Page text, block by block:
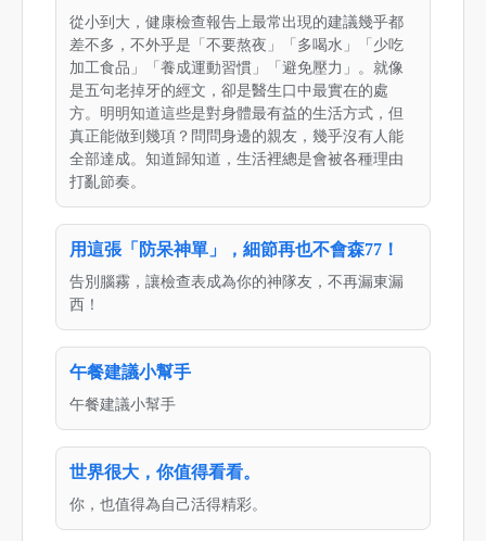
從小到大，健康檢查報告上最常出現的建議幾乎都
差不多，不外乎是「不要熬夜」「多喝水」「少吃
加工食品」「養成運動習慣」「避免壓力」。就像
是五句老掉牙的經文，卻是醫生口中最實在的處
方。明明知道這些是對身體最有益的生活方式，但
真正能做到幾項？問問身邊的親友，幾乎沒有人能
全部達成。知道歸知道，生活裡總是會被各種理由
打亂節奏。
用這張「防呆神單」，細節再也不會森77！
告別腦霧，讓檢查表成為你的神隊友，不再漏東漏
西！
午餐建議小幫手
午餐建議小幫手
世界很大，你值得看看。
你，也值得為自己活得精彩。